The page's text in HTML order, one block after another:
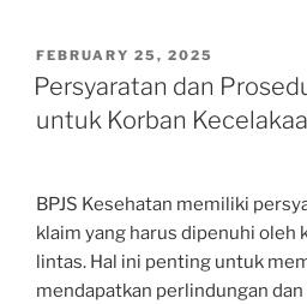
POSTED
ON
FEBRUARY 25, 2025
Persyaratan dan
untuk Korban
BPJS Kesehatan memiliki
klaim yang harus dipenuhi oleh
lintas. Hal ini penting untuk
mendapatkan perlindungan